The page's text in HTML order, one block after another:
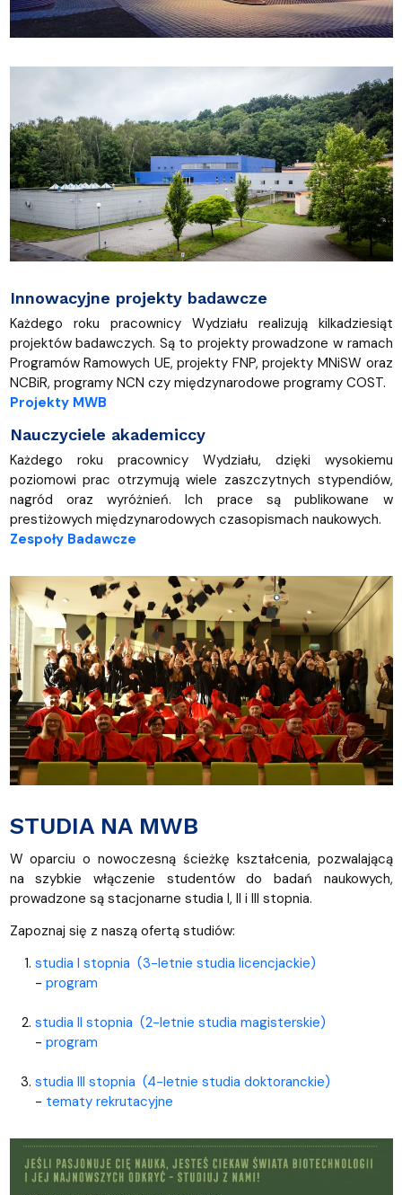
Innowacyjne projekty badawcze
Każdego roku pracownicy Wydziału realizują kilkadziesiąt
projektów badawczych. Są to projekty prowadzone w ramach
Programów Ramowych UE, projekty FNP, projekty MNiSW oraz
NCBiR, programy NCN czy międzynarodowe programy COST.
Projekty MWB
Nauczyciele akademiccy
Każdego roku pracownicy Wydziału, dzięki wysokiemu
poziomowi prac otrzymują wiele zaszczytnych stypendiów,
nagród oraz wyróżnień. Ich prace są publikowane w
prestiżowych międzynarodowych czasopismach naukowych.
Zespoły Badawcze
STUDIA NA MWB
W oparciu o nowoczesną ścieżkę kształcenia, pozwalającą
na szybkie włączenie studentów do badań naukowych,
prowadzone są stacjonarne studia I, II i III stopnia.
Zapoznaj się z naszą ofertą studiów:
studia I stopnia (3-letnie studia licencjackie)
- program
studia II stopnia (2-letnie studia magisterskie)
- program
studia III stopnia (4-letnie studia doktoranckie)
- tematy rekrutacyjne